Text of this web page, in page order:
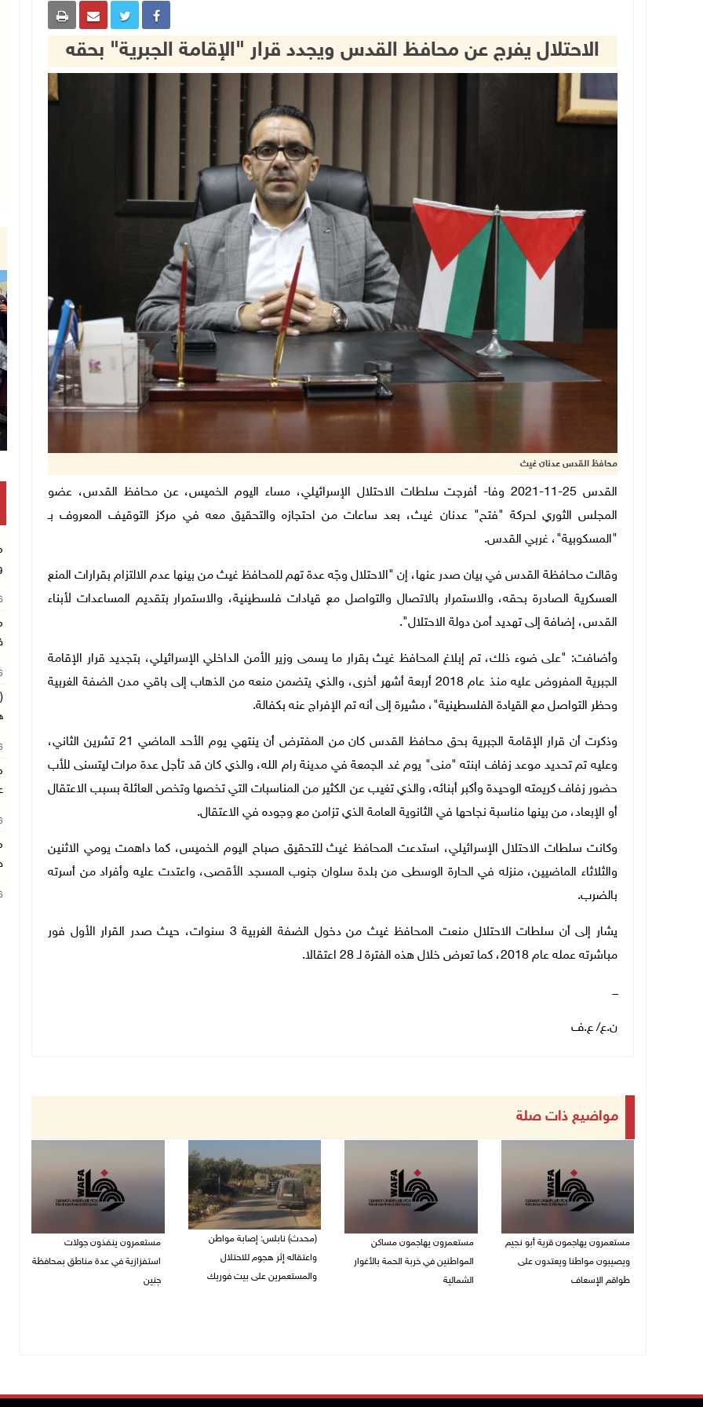
الاحتلال يفرج عن محافظ القدس ويجدد قرار "الإقامة الجبرية" بحقه
محافظ القدس عدنان غيث
القدس 25-11-2021 وفا- أفرجت سلطات الاحتلال الإسرائيلي، مساء اليوم الخميس، عن محافظ القدس، عضو
المجلس الثوري لحركة "فتح" عدنان غيث، بعد ساعات من احتجازه والتحقيق معه في مركز التوقيف المعروف بـ
"المسكوبية"، غربي القدس.
وقالت محافظة القدس في بيان صدر عنها، إن "الاحتلال وجّه عدة تهم للمحافظ غيث من بينها عدم الالتزام بقرارات المنع
العسكرية الصادرة بحقه، والاستمرار بالاتصال والتواصل مع قيادات فلسطينية، والاستمرار بتقديم المساعدات لأبناء
القدس، إضافة إلى تهديد أمن دولة الاحتلال".
وأضافت: "على ضوء ذلك، تم إبلاغ المحافظ غيث بقرار ما يسمى وزير الأمن الداخلي الإسرائيلي، بتجديد قرار الإقامة
الجبرية المفروض عليه منذ عام 2018 أربعة أشهر أخرى، والذي يتضمن منعه من الذهاب إلى باقي مدن الضفة الغربية
وحظر التواصل مع القيادة الفلسطينية"، مشيرة إلى أنه تم الإفراج عنه بكفالة.
وذكرت أن قرار الإقامة الجبرية بحق محافظ القدس كان من المفترض أن ينتهي يوم الأحد الماضي 21 تشرين الثاني،
وعليه تم تحديد موعد زفاف ابنته "منى" يوم غد الجمعة في مدينة رام الله، والذي كان قد تأجل عدة مرات ليتسنى للأب
حضور زفاف كريمته الوحيدة وأكبر أبنائه، والذي تغيب عن الكثير من المناسبات التي تخصها وتخص العائلة بسبب الاعتقال
أو الإبعاد، من بينها مناسبة نجاحها في الثانوية العامة الذي تزامن مع وجوده في الاعتقال.
وكانت سلطات الاحتلال الإسرائيلي، استدعت المحافظ غيث للتحقيق صباح اليوم الخميس، كما داهمت يومي الاثنين
والثلاثاء الماضيين، منزله في الحارة الوسطى من بلدة سلوان جنوب المسجد الأقصى، واعتدت عليه وأفراد من أسرته
بالضرب.
يشار إلى أن سلطات الاحتلال منعت المحافظ غيث من دخول الضفة الغربية 3 سنوات، حيث صدر القرار الأول فور
مباشرته عمله عام 2018، كما تعرض خلال هذه الفترة لـ 28 اعتقالا.
ـــ
ن.ع/ ع.ف
مواضيع ذات صلة
مستعمرون يهاجمون قرية أبو نجيم
ويصيبون مواطنا ويعتدون على
طواقم الإسعاف
مستعمرون يهاجمون مساكن
المواطنين في خربة الحمة بالأغوار
الشمالية
(محدث) نابلس: إصابة مواطن
واعتقاله إثر هجوم للاحتلال
والمستعمرين على بيت فوريك
مستعمرون ينفذون جولات
استفزازية في عدة مناطق بمحافظة
جنين
تكريم متفوقين بالثانوية